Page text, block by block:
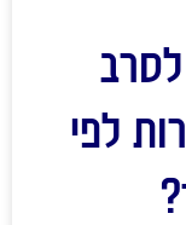
לפי